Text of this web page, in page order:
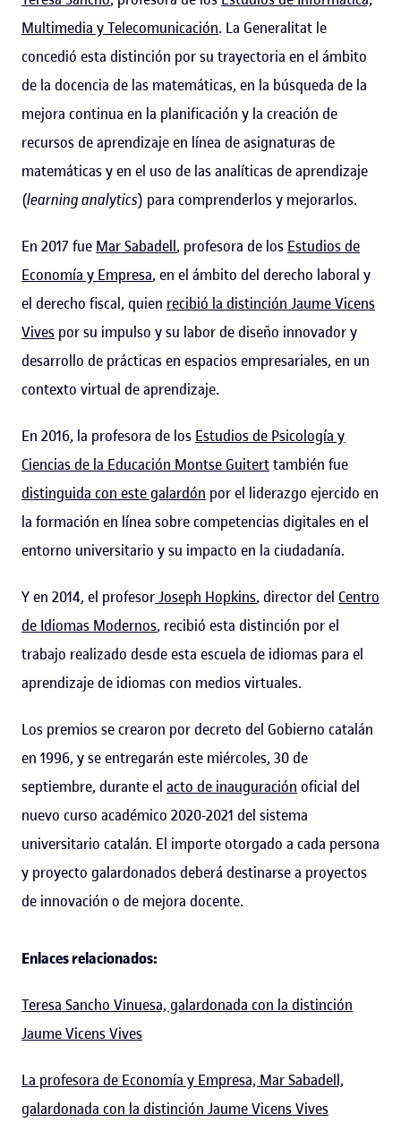
Multimedia y Telecomunicación. La Generalitat le
concedió esta distinción por su trayectoria en el ámbito
de la docencia de las matemáticas, en la búsqueda de la
mejora continua en la planificación y la creación de
recursos de aprendizaje en línea de asignaturas de
matemáticas y en el uso de las analíticas de aprendizaje
(learning analytics) para comprenderlos y mejorarlos.
En 2017 fue Mar Sabadell, profesora de los Estudios de
Economía y Empresa, en el ámbito del derecho laboral y
el derecho fiscal, quien recibió la distinción Jaume Vicens
Vives por su impulso y su labor de diseño innovador y
desarrollo de prácticas en espacios empresariales, en un
contexto virtual de aprendizaje.
En 2016, la profesora de los Estudios de Psicología y
Ciencias de la Educación Montse Guiterttambién fue
distinguida con este galardón por el liderazgo ejercido en
la formación en línea sobre competencias digitales en el
entorno universitario y su impacto en la ciudadanía.
Y en 2014, el profesorJoseph Hopkins, director del Centro
de Idiomas Modernos, recibió esta distinción por el
trabajo realizado desde esta escuela de idiomas para el
aprendizaje de idiomas con medios virtuales.
Los premios se crearon por decreto del Gobierno catalán
en 1996, y se entregarán este miércoles, 30 de
septiembre, durante el acto de inauguración oficial del
nuevo curso académico 2020-2021 del sistema
universitario catalán. El importe otorgado a cada persona
y proyecto galardonados deberá destinarse a proyectos
de innovación o de mejora docente.
Enlaces relacionados:
Teresa Sancho Vinuesa, galardonada con la distinción
Jaume Vicens Vives
La profesora de Economía y Empresa, Mar Sabadell,
galardonada con la distinción Jaume Vicens Vives